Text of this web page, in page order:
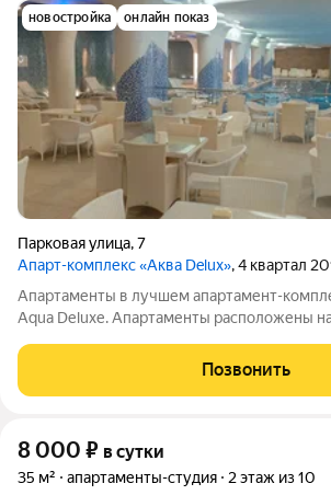
новостройка онлайн показ
Парковая улица,7
Апарт-комплекс «Аква Delux», 4 квартал
Апартаменты в лучшем апартамент-
Аquа Dеluхе. Апартаменты расположены
42 м2, с учетом площади просторного
расположены в непосредственной
Позвонить
8 000 ₽ в сутки
35 м² апартаменты-студия 2 этаж из 10